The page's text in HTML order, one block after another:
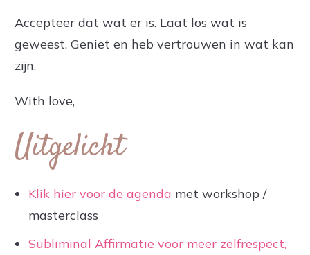
Accepteer dat wat er is. Laat los wat is
geweest. Geniet en heb vertrouwen in wat kan
zijn.
With love,
Uitgelicht
Klik hier voor de agenda met workshop /
masterclass
Subliminal Affirmatie voor meer zelfrespect,